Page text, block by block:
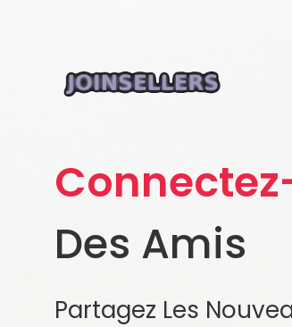
Des Amis
Partagez Les